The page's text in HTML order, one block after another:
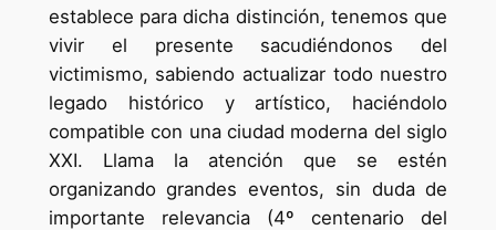
establece para dicha distinción, tenemos que
vivir el presente sacudiéndonos del
victimismo, sabiendo actualizar todo nuestro
legado histórico y artístico, haciéndolo
compatible con una ciudad moderna del siglo
XXI. Llama la atención que se estén
organizando grandes eventos, sin duda de
importante relevancia (4º centenario del